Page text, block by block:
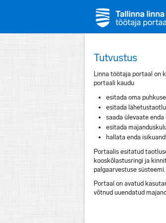
Tutvustus
Linna töötaja portaal on
portaali kaudu
esitada oma
esitada
saada ülevaate
esitada
hallata enda
Portaalis esitatud
kooskõlastusringi ja
palgaarvestuse süsteemi.
Portaal on avatud
võtnud uuendatud